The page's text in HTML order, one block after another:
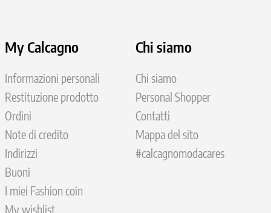
My Calcagno
Informazioni personali
Restituzione prodotto
Ordini
Note di credito
Indirizzi
Buoni
I miei Fashion coin
My wishlist
Chi siamo
Chi siamo
Personal Shopper
Contatti
Mappa del sito
#calcagnomodacares